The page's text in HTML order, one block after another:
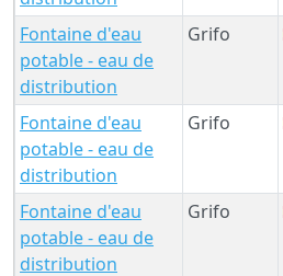
Fontaine d'eau
potable - eau de
distribution
Grifo
Fontaine d'eau
potable - eau de
distribution
Grifo
Fontaine d'eau
potable - eau de
distribution
Grifo